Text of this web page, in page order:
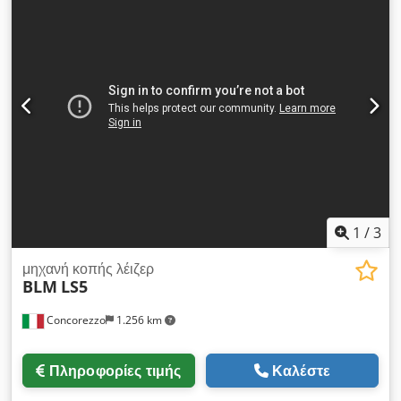
1 /3
Concorezzo 1.256 km
μηχανή κοπής λέιζερ
BLM LS5
Πληροφορίες τιμής Καλέστε